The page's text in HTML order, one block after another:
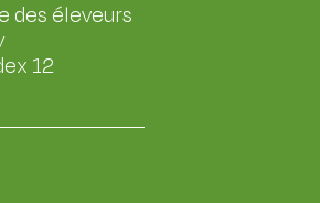
des éleveurs
12